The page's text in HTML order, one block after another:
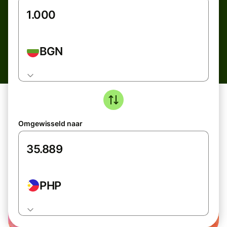
BGN
Omgewisseld naar
PHP